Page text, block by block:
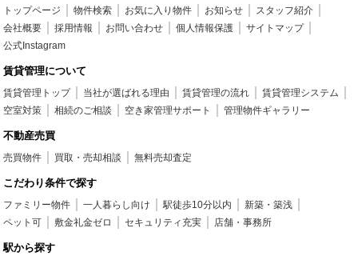
トップページ 物件検索 お気に入り物件 お知らせ
スタッフ紹介
会社概要
採用情報 お問い合わせ 個人情報保護
サイトマップ
公式Instagram
賃貸管理について
賃貸管理トップ 当社が選ばれる理由 賃貸管理の流れ
賃貸管理システム
空室対策
相続のご相談 空き家管理サポート 管理物件ギャラリー
不動産売買
売買物件 買取・売却相談 無料売却査定
こだわり条件で探す
ファミリー物件 一人暮らし向け 駅徒歩10分以内
新築・築浅
ペット可
敷金礼金ゼロ セキュリティ充実 店舗・事務所
駅から探す